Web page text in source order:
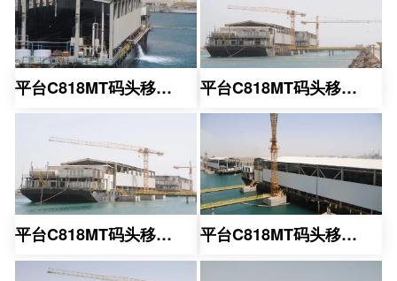
平台C818MT码头移动系 平台C818MT码头移动系
平台C818MT码头移动系 平台C818MT码头移动系